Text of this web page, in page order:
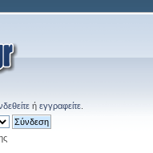
ή εγγραφείτε